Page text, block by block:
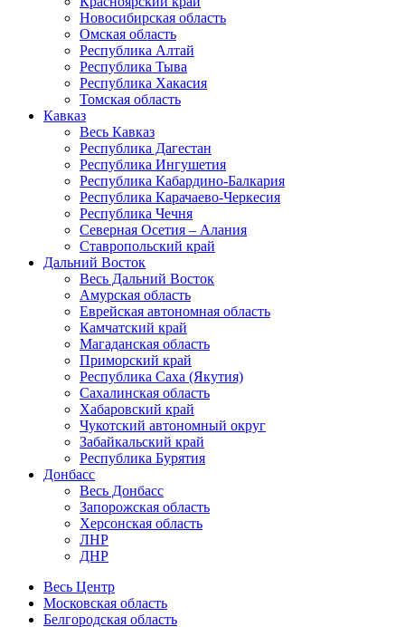
Новосибирская область
Омская область
Республика Алтай
Республика Тыва
Республика Хакасия
Томская область
Кавказ
Весь Кавказ
Республика Дагестан
Республика Ингушетия
Республика Кабардино-Балкария
Республика Карачаево-Черкесия
Республика Чечня
Северная Осетия – Алания
Ставропольский край
Дальний Восток
Весь Дальний Восток
Амурская область
Еврейская автономная область
Камчатский край
Магаданская область
Приморский край
Республика Саха (Якутия)
Сахалинская область
Хабаровский край
Чукотский автономный округ
Забайкальский край
Республика Бурятия
Донбасс
Весь Донбасс
Запорожская область
Херсонская область
ЛНР
ДНР
Весь Центр
Московская область
Белгородская область